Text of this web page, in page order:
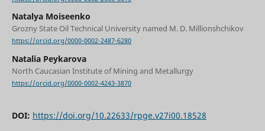
Natalya Moiseenko
Grozny State Oil Technical University named M. D. Millionshchikov
https://orcid.org/0000-0002-2487-6280
Natalia Peykarova
North Caucasian Institute of Mining and Metallurgy
https://orcid.org/0000-0002-4243-3870
DOI: https://doi.org/10.22633/rpge.v27i00.18528